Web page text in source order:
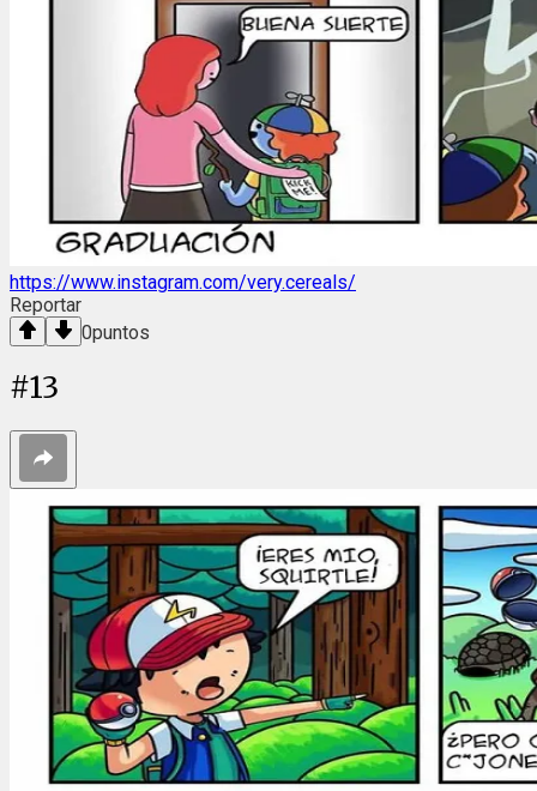
https://www.instagram.com/very.cereals/
Reportar
0puntos
#13